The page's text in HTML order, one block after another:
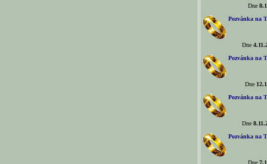
Dne
Pozvánka na
Dne
Pozvánka na
Dne
Pozvánka na
Dne
Pozvánka na
Dne